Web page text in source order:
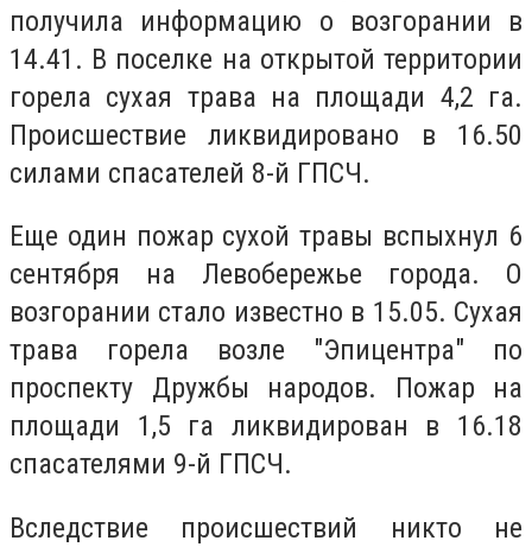
получила информацию о возгорании в
14.41. В поселке на открытой территории
горела сухая трава на площади 4,2 га.
Происшествие ликвидировано в 16.50
силами спасателей 8-й ГПСЧ.
Еще один пожар сухой травы вспыхнул 6
сентября на Левобережье города. О
возгорании стало известно в 15.05. Сухая
трава горела возле "Эпицентра" по
проспекту Дружбы народов. Пожар на
площади 1,5 га ликвидирован в 16.18
спасателями 9-й ГПСЧ.
Вследствие происшествий никто не